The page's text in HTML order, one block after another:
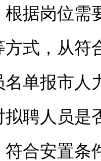
据岗位需
式，从符
名单报市
聘人员是
合安置条